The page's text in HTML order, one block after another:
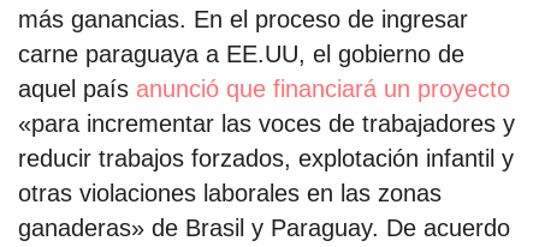
más ganancias. En el proceso de ingresar
carne paraguaya a EE.UU, el gobierno de
aquel país anunció que financiará un proyecto
«para incrementar las voces de trabajadores y
reducir trabajos forzados, explotación infantil y
otras violaciones laborales en las zonas
ganaderas» de Brasil y Paraguay. De acuerdo